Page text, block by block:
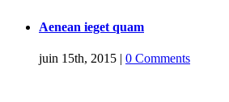
Aenean ieget quam
juin 15th, 2015 | 0 Comments